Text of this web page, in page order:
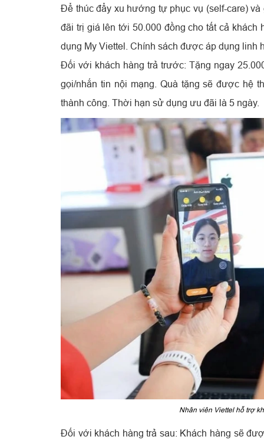
Để thúc đẩy xu hướng tự phục vụ (self-care)
đãi trị giá lên tới 50.000 đồng cho tất cả
dụng My Viettel. Chính sách được áp dụng linh
Đối với khách hàng trả trước: Tặng ngay
gọi/nhắn tin nội mạng. Quà tặng sẽ được hệ
thành công. Thời hạn sử dụng ưu đãi là 5 ngày.
Nhân viên Viettel hỗ trợ
Đối với khách hàng trả sau: Khách hàng sẽ